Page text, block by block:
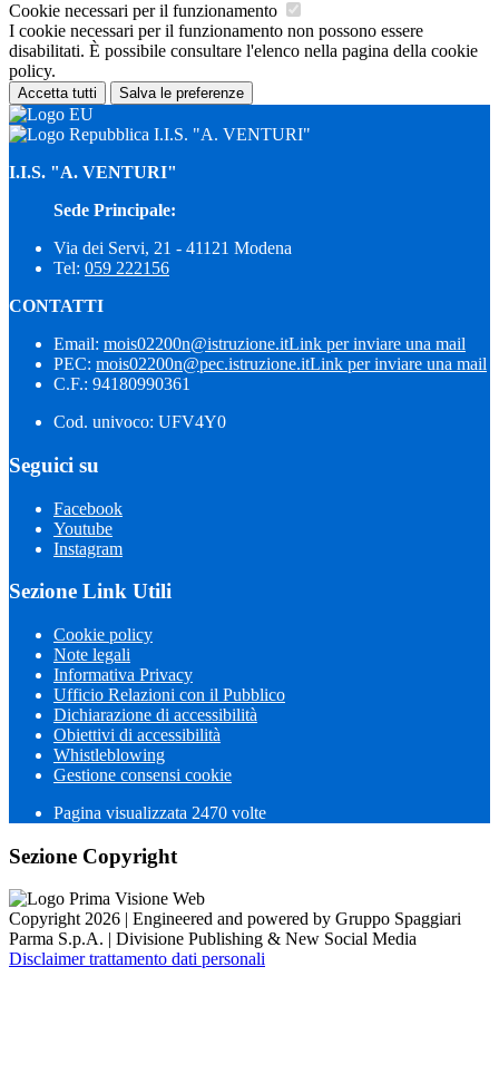
Cookie necessari per il funzionamento
I cookie necessari per il funzionamento non possono essere
disabilitati. È possibile consultare l'elenco nella pagina della cookie
policy.
Accetta tutti Salva le preferenze
I.I.S. "A. VENTURI"
I.I.S. "A. VENTURI"
Sede Principale:
Via dei Servi, 21 - 41121 Modena
Tel: 059 222156
CONTATTI
Email: mois02200n@istruzione.itLink per inviare una mail
PEC: mois02200n@pec.istruzione.itLink per inviare una mail
C.F.: 94180990361
Cod. univoco: UFV4Y0
Seguici su
Facebook
Youtube
Instagram
Sezione Link Utili
Cookie policy
Note legali
Informativa Privacy
Ufficio Relazioni con il Pubblico
Dichiarazione di accessibilità
Obiettivi di accessibilità
Whistleblowing
Gestione consensi cookie
Pagina visualizzata 2470 volte
Sezione Copyright
Copyright 2026 | Engineered and powered by Gruppo Spaggiari
Parma S.p.A. | Divisione Publishing & New Social Media
Disclaimer trattamento dati personali